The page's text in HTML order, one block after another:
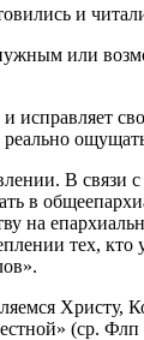
и
или
исправляет
В
в
на
тех,
(ср. Флп